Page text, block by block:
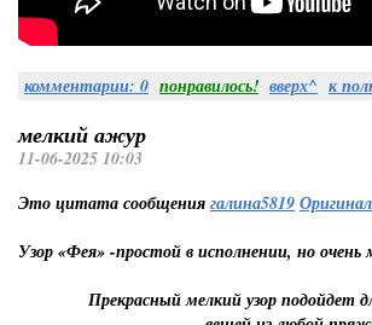
комментарии: 0 понравилось! вверх^ к
мелкий ажур
11-06-2025 10:03
Это цитата сообщения галина5819
Узор «Фея» -простой в исполнении, но
Прекрасный мелкий узор подойдет